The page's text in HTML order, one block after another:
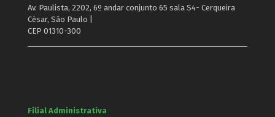
Av. Paulista, 2202, 6º andar conjunto 65 sala S4- Cerqueira
César, São Paulo |
CEP 01310-300
Filial Administrativa